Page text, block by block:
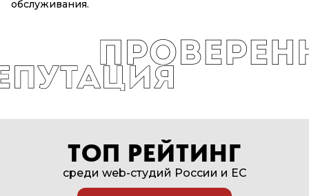
обслуживания.
ТОП РЕЙТИНГ
среди web-студий России и EC